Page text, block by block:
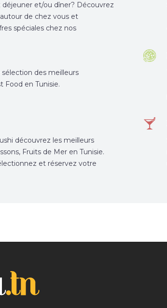
déjeuner et/ou dîner? Découvrez
de chez vous et
spéciales chez nos
des meilleurs
Food en Tunisie.
découvrez les meilleurs
Fruits de Mer en Tunisie.
et réservez votre